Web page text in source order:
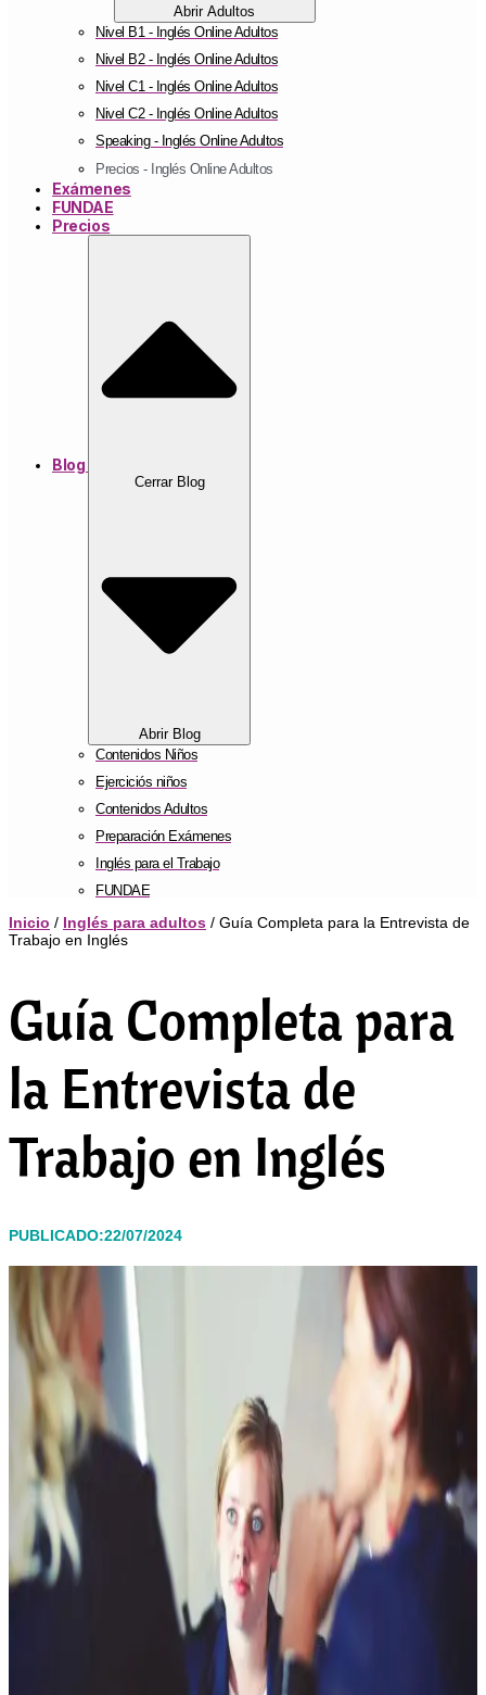
Abrir Adultos
Nivel B1 - Inglés Online Adultos
Nivel B2 - Inglés Online Adultos
Nivel C1 - Inglés Online Adultos
Nivel C2 - Inglés Online Adultos
Speaking - Inglés Online Adultos
Precios - Inglés Online Adultos
Exámenes
FUNDAE
Precios
Blog
Cerrar Blog
Abrir Blog
Contenidos Niños
Ejerciciós niños
Contenidos Adultos
Preparación Exámenes
Inglés para el Trabajo
FUNDAE
Inicio / Inglés para adultos / Guía Completa para la Entrevista de
Trabajo en Inglés
Guía Completa para
la Entrevista de
Trabajo en Inglés
PUBLICADO:22/07/2024